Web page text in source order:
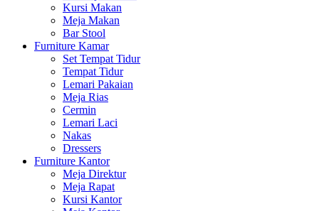
Kursi Makan
Meja Makan
Bar Stool
Furniture Kamar
Set Tempat Tidur
Tempat Tidur
Lemari Pakaian
Meja Rias
Cermin
Lemari Laci
Nakas
Dressers
Furniture Kantor
Meja Direktur
Meja Rapat
Kursi Kantor